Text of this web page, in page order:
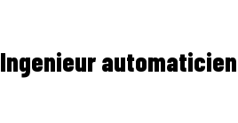
Ingenieur